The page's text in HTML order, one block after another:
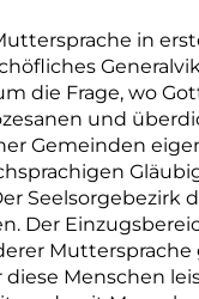
in
die Frage, wo
und
Gemeinden
Der
Menschen